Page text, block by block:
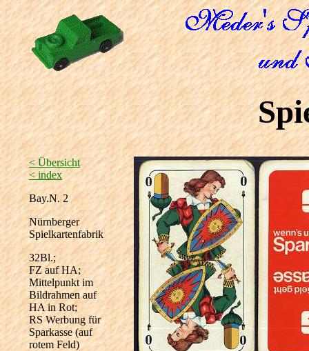
< Übersicht
< index
Bay.N. 2
Nürnberger
Spielkartenfabrik
32Bl.;
FZ auf HA;
Mittelpunkt im
Bildrahmen auf
HA in Rot;
RS Werbung für
Sparkasse (auf
rotem Feld)